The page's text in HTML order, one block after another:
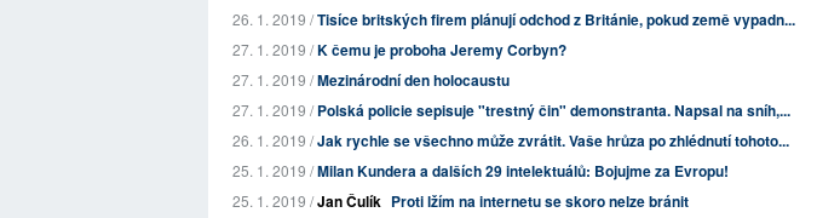
26. 1. 2019 /Tisíce britských firem plánují odchod z Británie, pokud země vypadn...
27. 1. 2019 /K čemu je proboha Jeremy Corbyn?
27. 1. 2019 /Mezinárodní den holocaustu
27. 1. 2019 /Polská policie sepisuje "trestný čin" demonstranta. Napsal na sníh,...
26. 1. 2019 /Jak rychle se všechno může zvrátit. Vaše hrůza po zhlédnutí tohoto...
25. 1. 2019 /Milan Kundera a dalších 29 intelektuálů: Bojujme za Evropu!
25. 1. 2019 /Jan Čulík Proti lžím na internetu se skoro nelze bránit